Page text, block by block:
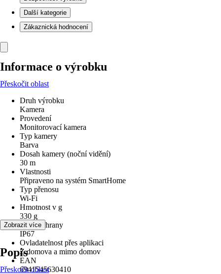
Další kategorie
Zákaznická hodnocení
Informace o výrobku
Přeskočit oblast
Druh výrobku
Kamera
Provedení
Monitorovací kamera
Typ kamery
Barva
Dosah kamery (noční vidění)
30 m
Vlastnosti
Připraveno na systém SmartHome
Typ přenosu
Wi-Fi
Hmotnost v g
330 g
Druh ochrany
IP67
Ovladatelnost přes aplikaci
Z domova a mimo domov
EAN
6941545630410
Zobrazit více
Popis
Přeskočit oblast